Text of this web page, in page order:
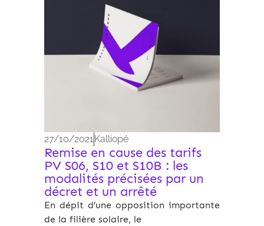
27/10/2021Kalliopé
Remise en cause des tarifs
PV S06, S10 et S10B : les
modalités précisées par un
décret et un arrêté
En dépit d’une opposition importante
de la filière solaire, le